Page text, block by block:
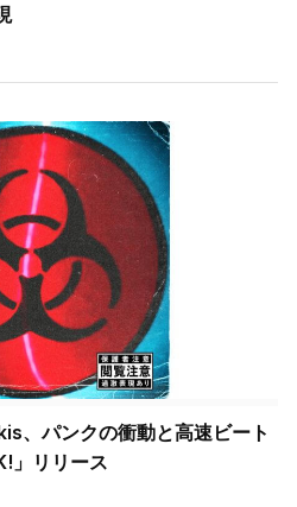
、パンクの衝動と高速ビート
」リリース